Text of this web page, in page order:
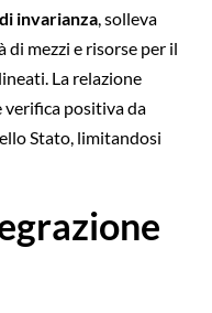
invarianza, solleva
mezzi e risorse per il
La relazione
verifica positiva da
Stato, limitandosi